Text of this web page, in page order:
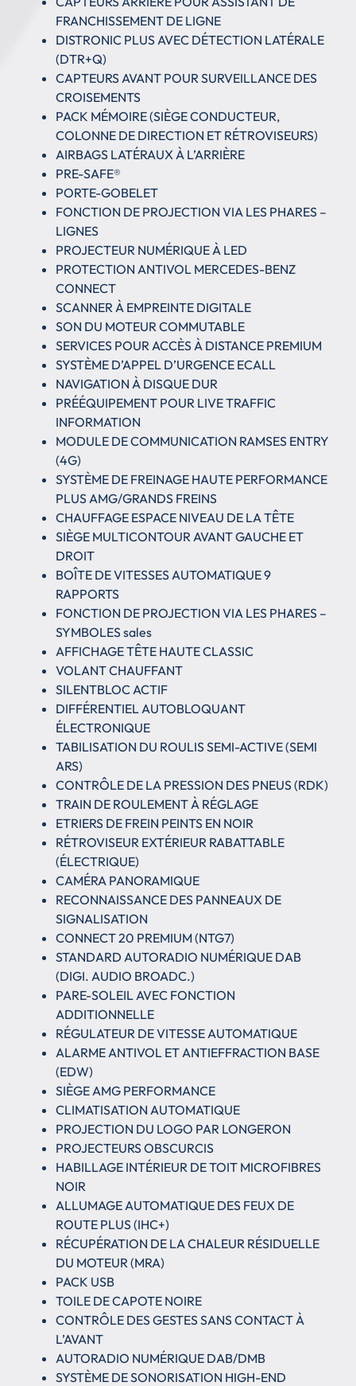
FRANCHISSEMENT DE LIGNE
DISTRONIC PLUS AVEC DÉTECTION LATÉRALE
(DTR+Q)
CAPTEURS AVANT POUR SURVEILLANCE DES
CROISEMENTS
PACK MÉMOIRE (SIÈGE CONDUCTEUR,
COLONNE DE DIRECTION ET RÉTROVISEURS)
AIRBAGS LATÉRAUX À L’ARRIÈRE
PRE-SAFE®
PORTE-GOBELET
FONCTION DE PROJECTION VIA LES PHARES –
LIGNES
PROJECTEUR NUMÉRIQUE À LED
PROTECTION ANTIVOL MERCEDES-BENZ
CONNECT
SCANNER À EMPREINTE DIGITALE
SON DU MOTEUR COMMUTABLE
SERVICES POUR ACCÈS À DISTANCE PREMIUM
SYSTÈME D’APPEL D’URGENCE ECALL
NAVIGATION À DISQUE DUR
PRÉÉQUIPEMENT POUR LIVE TRAFFIC
INFORMATION
MODULE DE COMMUNICATION RAMSES ENTRY
(4G)
SYSTÈME DE FREINAGE HAUTE PERFORMANCE
PLUS AMG/GRANDS FREINS
CHAUFFAGE ESPACE NIVEAU DE LA TÊTE
SIÈGE MULTICONTOUR AVANT GAUCHE ET
DROIT
BOÎTE DE VITESSES AUTOMATIQUE 9
RAPPORTS
FONCTION DE PROJECTION VIA LES PHARES –
SYMBOLES sales
AFFICHAGE TÊTE HAUTE CLASSIC
VOLANT CHAUFFANT
SILENTBLOC ACTIF
DIFFÉRENTIEL AUTOBLOQUANT
ÉLECTRONIQUE
TABILISATION DU ROULIS SEMI-ACTIVE (SEMI
ARS)
CONTRÔLE DE LA PRESSION DES PNEUS (RDK)
TRAIN DE ROULEMENT À RÉGLAGE
ETRIERS DE FREIN PEINTS EN NOIR
RÉTROVISEUR EXTÉRIEUR RABATTABLE
(ÉLECTRIQUE)
CAMÉRA PANORAMIQUE
RECONNAISSANCE DES PANNEAUX DE
SIGNALISATION
CONNECT 20 PREMIUM (NTG7)
STANDARD AUTORADIO NUMÉRIQUE DAB
(DIGI. AUDIO BROADC.)
PARE-SOLEIL AVEC FONCTION
ADDITIONNELLE
RÉGULATEUR DE VITESSE AUTOMATIQUE
ALARME ANTIVOL ET ANTIEFFRACTION BASE
(EDW)
SIÈGE AMG PERFORMANCE
CLIMATISATION AUTOMATIQUE
PROJECTION DU LOGO PAR LONGERON
PROJECTEURS OBSCURCIS
HABILLAGE INTÉRIEUR DE TOIT MICROFIBRES
NOIR
ALLUMAGE AUTOMATIQUE DES FEUX DE
ROUTE PLUS (IHC+)
RÉCUPÉRATION DE LA CHALEUR RÉSIDUELLE
DU MOTEUR (MRA)
PACK USB
TOILE DE CAPOTE NOIRE
CONTRÔLE DES GESTES SANS CONTACT À
L’AVANT
AUTORADIO NUMÉRIQUE DAB/DMB
SYSTÈME DE SONORISATION HIGH-END